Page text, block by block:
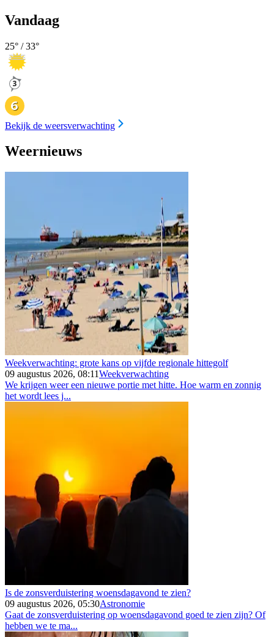
Vandaag
25° /33°
Bekijk de weersverwachting
Weernieuws
Weekverwachting: grote kans op vijfde regionale hittegolf
09 augustus 2026, 08:11Weekverwachting
We krijgen weer een nieuwe portie met hitte. Hoe warm en zonnig
het wordt lees j...
Is de zonsverduistering woensdagavond te zien?
09 augustus 2026, 05:30Astronomie
Gaat de zonsverduistering op woensdagavond goed te zien zijn? Of
hebben we te ma...